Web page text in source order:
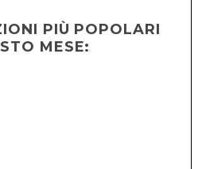
PIÙ POPOLARI
MESE: